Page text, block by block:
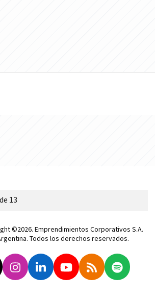
13
©2026. Emprendimientos Corporativos S.A.
Todos los derechos reservados.